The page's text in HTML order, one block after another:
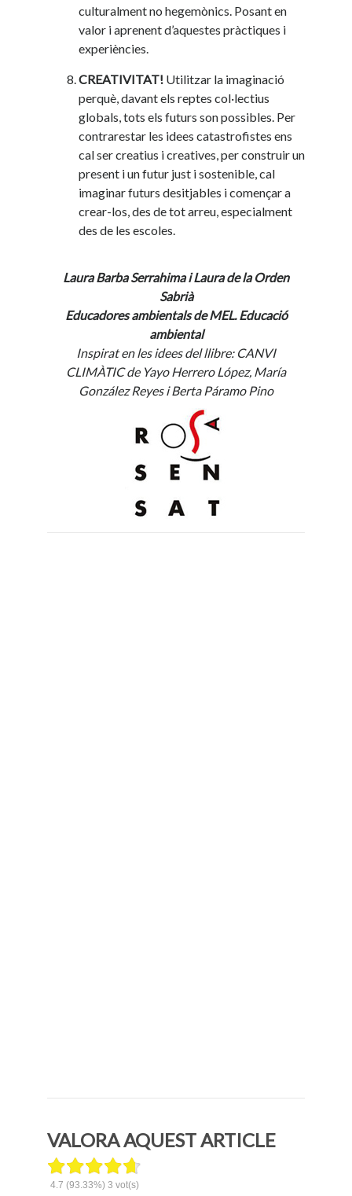
culturalment no hegemònics. Posant en
valor i aprenent d’aquestes pràctiques i
experiències.
CREATIVITAT! Utilitzar la imaginació
perquè, davant els reptes col·lectius
globals, tots els futurs son possibles. Per
contrarestar les idees catastrofistes ens
cal ser creatius i creatives, per construir un
present i un futur just i sostenible, cal
imaginar futurs desitjables i començar a
crear-los, des de tot arreu, especialment
des de les escoles.
Laura Barba Serrahima i Laura de la Orden
Sabrià
Educadores ambientals de MEL. Educació
ambiental
Inspirat en les idees del llibre: CANVI
CLIMÀTIC de Yayo Herrero López, María
González Reyes i Berta Páramo Pino
VALORA AQUEST ARTICLE
4.7 (93.33%) 3 vot(s)